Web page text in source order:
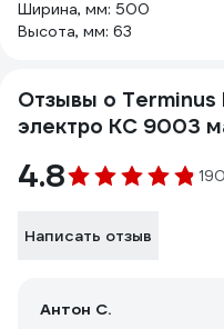
Ширина, мм: 500
Высота, мм: 63
Отзывы о
электро КС 9003
4.8
Написать отзыв
Антон С.